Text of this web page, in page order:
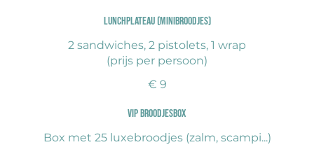
Lunchplateau (minibroodjes)
2 sandwiches, 2 pistolets, 1 wrap
(prijs per persoon)
€ 9
VIP broodjesbox
Box met 25 luxebroodjes (zalm, scampi...)